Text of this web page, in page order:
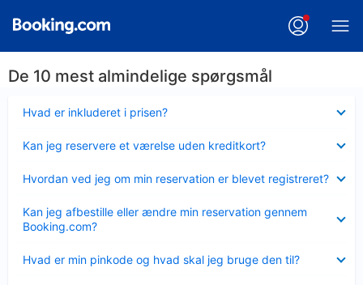
De 10 mest almindelige spørgsmål
Hvad er inkluderet i prisen?
Kan jeg reservere et værelse uden kreditkort?
Hvordan ved jeg om min reservation er blevet registreret?
Kan jeg afbestille eller ændre min reservation gennem
Booking.com?
Hvad er min pinkode og hvad skal jeg bruge den til?